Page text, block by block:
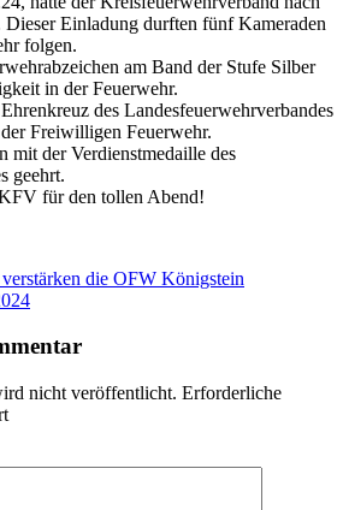
Dieser Einladung durften fünf Kameraden
folgen.
am Band der Stufe Silber
in der Feuerwehr.
des Landesfeuerwehrverbandes
Freiwilligen Feuerwehr.
mit der Verdienstmedaille des
geehrt.
für den tollen Abend!
die OFW Königstein
nicht veröffentlicht. Erforderliche